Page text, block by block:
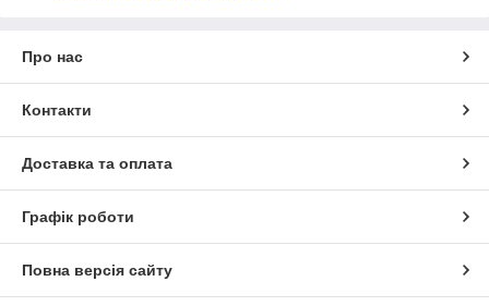
Про нас
Контакти
Доставка та оплата
Графік роботи
Повна версія сайту